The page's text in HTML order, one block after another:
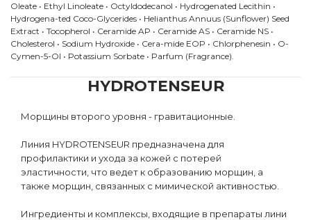
Oleate • Ethyl Linoleate • Octyldodecanol • Hydrogenated Lecithin •
Hydrogena-ted Coco-Glycerides • Helianthus Annuus (Sunflower) Seed
Extract • Tocopherol • Ceramide AP • Ceramide AS • Ceramide NS •
Cholesterol • Sodium Hydroxide • Cera-mide EOP • Chlorphenesin • O-
Cymen-5-Ol • Potassium Sorbate • Parfum (Fragrance).
HYDROTENSEUR
Морщины второго уровня - гравитационные.
Линия HYDROTENSEUR предназначена для
профилактики и ухода за кожей с потерей
эластичности, что ведет к образованию морщин, а
также морщин, связанных с мимической активностью.
Ингредиенты и комплексы, входящие в препараты лини